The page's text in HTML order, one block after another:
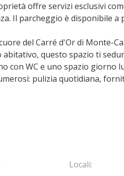
offre servizi esclusivi
Il parcheggio è disponibile
del Carré d'Or di Monte-
abitativo, questo spazio ti
con WC e uno spazio giorno
pulizia quotidiana,
per catering, lavanderia
Locali: